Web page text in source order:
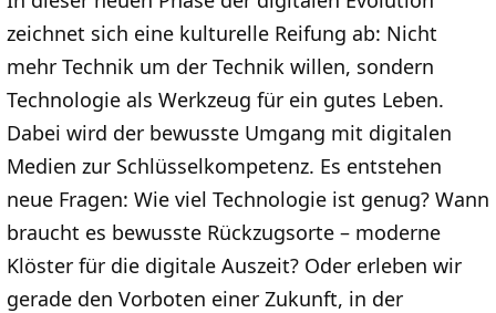
zeichnet sich eine kulturelle Reifung ab: Nicht
mehr Technik um der Technik willen, sondern
Technologie als Werkzeug für ein gutes Leben.
Dabei wird der bewusste Umgang mit digitalen
Medien zur Schlüsselkompetenz. Es entstehen
neue Fragen: Wie viel Technologie ist genug? Wann
braucht es bewusste Rückzugsorte – moderne
Klöster für die digitale Auszeit? Oder erleben wir
gerade den Vorboten einer Zukunft, in der